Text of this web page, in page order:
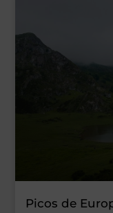
Picos de